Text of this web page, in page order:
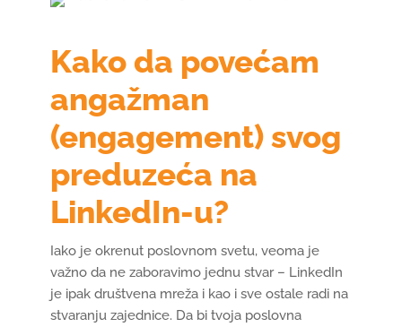
Kako da povećam
angažman
(engagement) svog
preduzeća na
LinkedIn-u?
Iako je okrenut poslovnom svetu, veoma je
važno da ne zaboravimo jednu stvar – LinkedIn
je ipak društvena mreža i kao i sve ostale radi na
stvaranju zajednice. Da bi tvoja poslovna